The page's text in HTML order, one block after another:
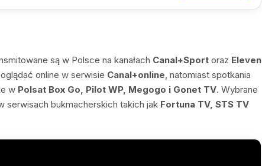
są w Polsce na kanałach Canal+Sport oraz Eleven
online w serwisie Canal+online, natomiast spotkania
w Polsat Box Go, Pilot WP, Megogo i Gonet TV. Wybrane
serwisach bukmacherskich takich jak Fortuna TV, STS TV